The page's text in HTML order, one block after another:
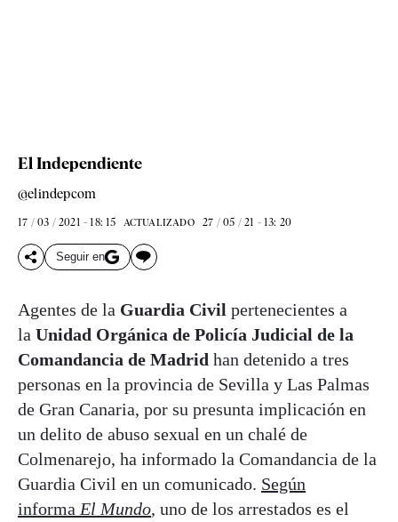
El Independiente
@elindepcom
17 / 03 / 2021 - 18: 15 ACTUALIZADO 27 / 05 / 21 - 13: 20
Seguir en
Agentes de la Guardia Civil pertenecientes a
la Unidad Orgánica de Policía Judicial de la
Comandancia de Madrid han detenido a tres
personas en la provincia de Sevilla y Las Palmas
de Gran Canaria, por su presunta implicación en
un delito de abuso sexual en un chalé de
Colmenarejo, ha informado la Comandancia de la
Guardia Civil en un comunicado. Según
informa El Mundo, uno de los arrestados es el